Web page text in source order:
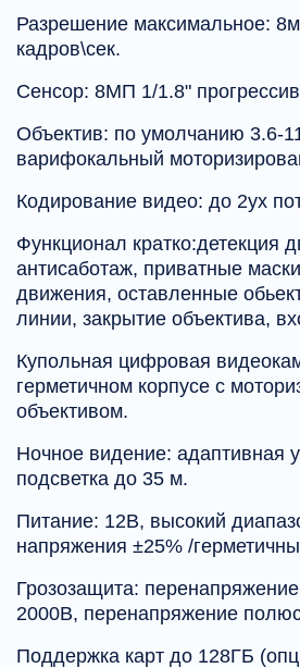
Разрешение максимальное:
кадров\сек.
Сенсор: 8МП 1/1.8"
Объектив: по умолчанию 3.6-
варифокальный
Кодирование видео: до 2ух
Функционал кратко:детекция
антисаботаж, приватные
движения, оставленные
линии, закрытие объектива,
Купольная цифровая
герметичном корпусе с
объективом.
Ночное видение: адаптивная
подсветка до 35 м.
Питание: 12В, высокий
напряжения ±25% /
Грозозащита:
2000В, перенапряжение
Поддержка карт до 128ГБ